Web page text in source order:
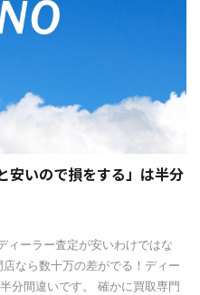
安いので損をする」は半分
ィーラー査定が安いわけではな
なら数十万の差がでる！ディー
分間違いです。 確かに買取専門